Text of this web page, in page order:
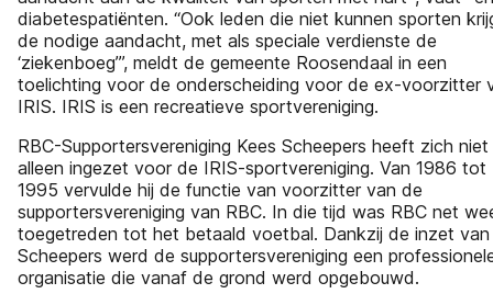
diabetespatiënten. “Ook leden die niet kunnen sporten
de nodige aandacht, met als speciale verdienste de
‘ziekenboeg’”, meldt de gemeente Roosendaal in een
toelichting voor de onderscheiding voor de ex-voorzitter
IRIS. IRIS is een recreatieve sportvereniging.
RBC-Supportersvereniging Kees Scheepers heeft zich niet
alleen ingezet voor de IRIS-sportvereniging. Van 1986 tot
1995 vervulde hij de functie van voorzitter van de
supportersvereniging van RBC. In die tijd was RBC net
toegetreden tot het betaald voetbal. Dankzij de inzet van
Scheepers werd de supportersvereniging een
organisatie die vanaf de grond werd opgebouwd.